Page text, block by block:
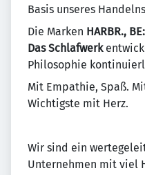
Basis unseres
Die Marken HARBR.,
Das Schlafwerk
Philosophie
Mit Empathie, Spaß.
Wichtigste mit Herz.
Wir sind ein
Unternehmen mit viel